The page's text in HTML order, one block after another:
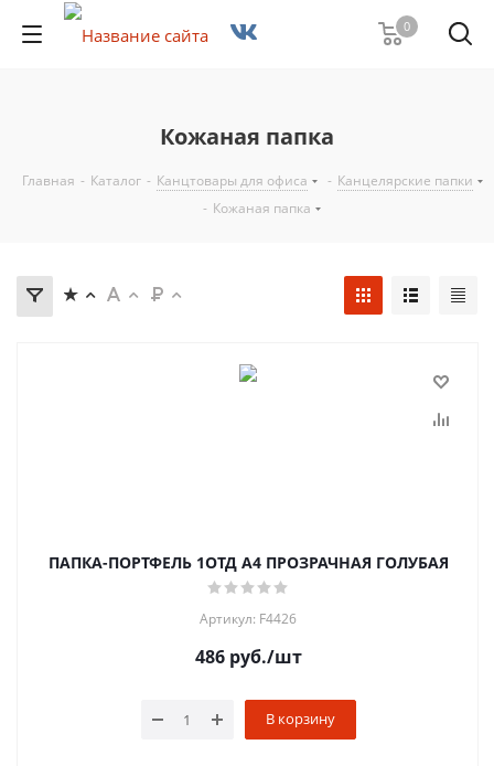
0
Кожаная папка
Главная - Каталог - Канцтовары для офиса - Канцелярские папки
- Кожаная папка
ПАПКА-ПОРТФЕЛЬ 1ОТД А4 ПРОЗРАЧНАЯ ГОЛУБАЯ
Артикул: F4426
486руб./шт
В корзину